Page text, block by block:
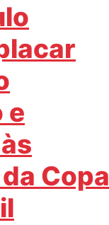
e
Copa